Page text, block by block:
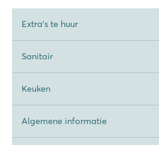
Extra's te huur
Sanitair
Keuken
Algemene informatie